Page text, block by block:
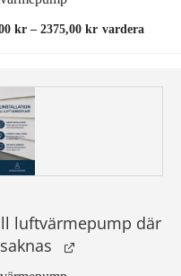
kr – 2375,00 kr Prisintervall:
1663,00 kr
vardera
luftvärmepump där